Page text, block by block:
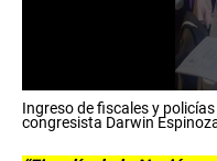
s
e
Ingreso de fiscales y
congresista Darwin